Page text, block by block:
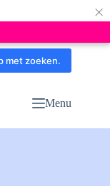
×
met zoeken.
Menu